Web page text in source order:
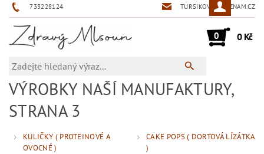
733228124 TURSIKOVA@SEZNAM.CZ
0 0 Kč
VÝROBKY NAŠÍ MANUFAKTURY,
STRANA 3
KULIČKY ( PROTEINOVÉ A
OVOCNÉ )
CAKE POPS ( DORTOVÁ LÍZÁTKA
)